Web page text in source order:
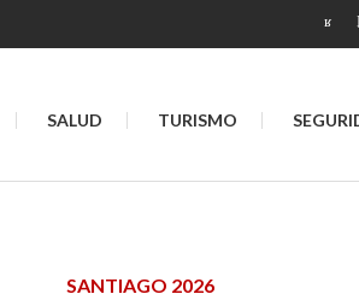
SALUD TURISMO
SANTIAGO 2026